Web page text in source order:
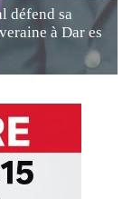
défend sa
à Dar es